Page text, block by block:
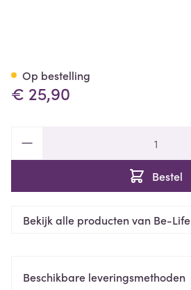
€ 25,90
Bestel
Op bestelling
Bekijk alle producten van Be-Life
Beschikbare leveringsmethoden